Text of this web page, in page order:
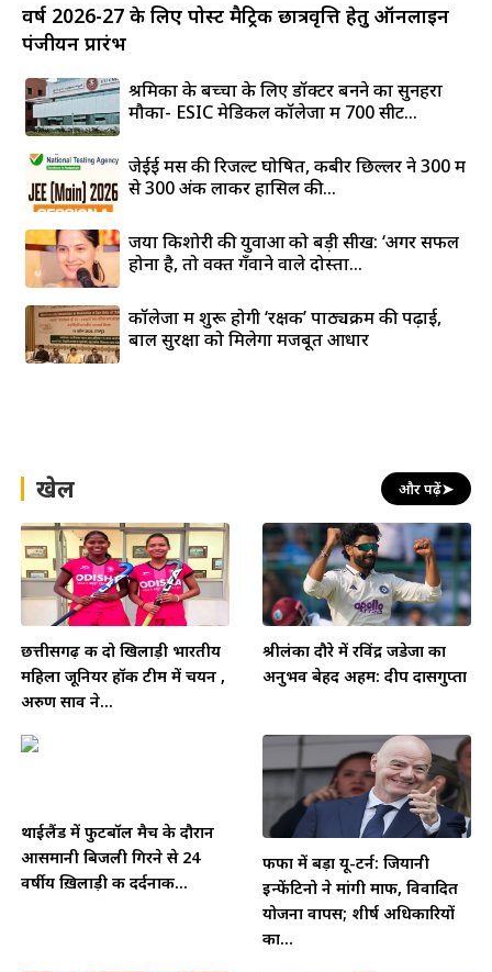
वर्ष 2026-27 के लिए पोस्ट मैट्रिक छात्रवृत्ति हेतु ऑनलाइन
पंजीयन प्रारंभ
श्रमिकों के बच्चों के लिए डॉक्टर बनने का सुनहरा
मौका- ESIC मेडिकल कॉलेजों में 700 सीटें...
जेईई मेंस की रिजल्ट घोषित, कबीर छिल्लर ने 300 में
से 300 अंक लाकर हासिल की...
जया किशोरी की युवाओं को बड़ी सीख: ‘अगर सफल
होना है, तो वक्त गँवाने वाले दोस्तों...
कॉलेजों में शुरू होगी ‘रक्षक’ पाठ्यक्रम की पढ़ाई,
बाल सुरक्षा को मिलेगा मजबूत आधार
खेल और पढ़ें➤
छत्तीसगढ़ की दो खिलाड़ी भारतीय
महिला जूनियर हॉकी टीम में चयन ,
अरुण साव ने...
श्रीलंका दौरे में रविंद्र जडेजा का
अनुभव बेहद अहम: दीप दासगुप्ता
थाईलैंड में फुटबॉल मैच के दौरान
आसमानी बिजली गिरने से 24
वर्षीय ख़िलाड़ी की दर्दनाक...
फीफा में बड़ा यू-टर्न: जियानी
इन्फेंटिनो ने मांगी माफी, विवादित
योजना वापस; शीर्ष अधिकारियों
का...